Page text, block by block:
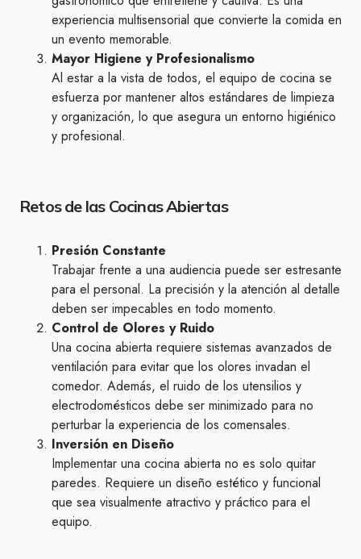
experiencia multisensorial que convierte la comida en
un evento memorable.
Mayor Higiene y Profesionalismo
Al estar a la vista de todos, el equipo de cocina se
esfuerza por mantener altos estándares de limpieza
y organización, lo que asegura un entorno higiénico
y profesional.
Retos de las Cocinas Abiertas
Presión Constante
Trabajar frente a una audiencia puede ser estresante
para el personal. La precisión y la atención al detalle
deben ser impecables en todo momento.
Control de Olores y Ruido
Una cocina abierta requiere sistemas avanzados de
ventilación para evitar que los olores invadan el
comedor. Además, el ruido de los utensilios y
electrodomésticos debe ser minimizado para no
perturbar la experiencia de los comensales.
Inversión en Diseño
Implementar una cocina abierta no es solo quitar
paredes. Requiere un diseño estético y funcional
que sea visualmente atractivo y práctico para el
equipo.